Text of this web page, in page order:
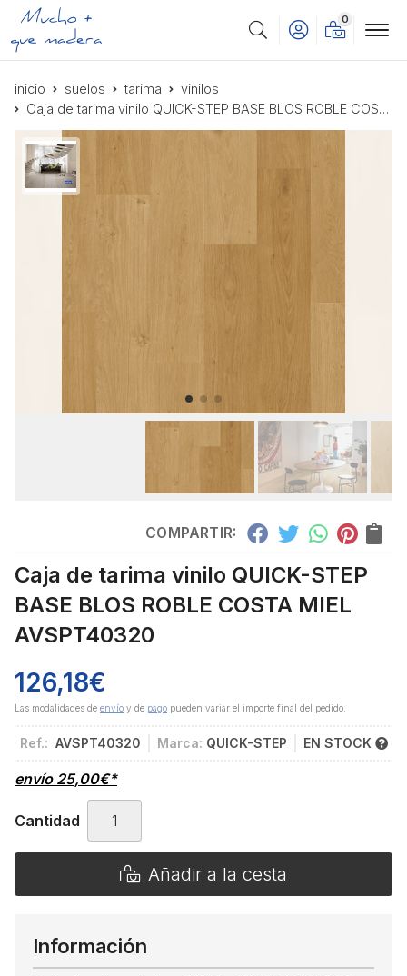
Buscar
0
inicio suelos tarima
vinilos
Caja de tarima vinilo QUICK-STEP BASE BLOS ROBLE COSTA MIEL AVSPT40320
COMPARTIR:
Caja de tarima vinilo QUICK-STEP
BASE BLOS ROBLE COSTA MIEL
AVSPT40320
126,18€
Las modalidades de envío y de pago pueden variar el importe final del pedido.
Ref.: AVSPT40320 Marca: QUICK-STEP EN STOCK
envío 25,00€*
Cantidad
Añadir a la cesta
Información